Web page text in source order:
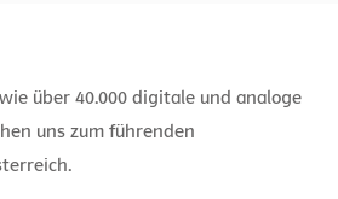
über 40.000 digitale und analoge
uns zum führenden